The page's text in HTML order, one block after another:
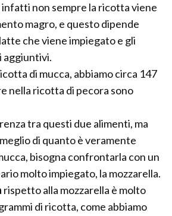
non sempre la ricotta viene
magro, e questo dipende
che viene impiegato e gli
di mucca, abbiamo circa 147
nella ricotta di pecora sono
tra questi due alimenti, ma
di quanto è veramente
bisogna confrontarla con un
molto impiegato, la mozzarella.
rispetto alla mozzarella è molto
di ricotta, come abbiamo